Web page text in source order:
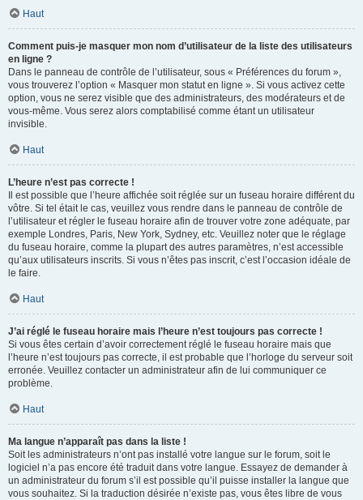
Haut
Comment puis-je masquer mon nom d’utilisateur de la liste des utilisateurs
en ligne ?
Dans le panneau de contrôle de l’utilisateur, sous « Préférences du forum »,
vous trouverez l’option « Masquer mon statut en ligne ». Si vous activez cette
option, vous ne serez visible que des administrateurs, des modérateurs et de
vous-même. Vous serez alors comptabilisé comme étant un utilisateur
invisible.
Haut
L’heure n’est pas correcte !
Il est possible que l’heure affichée soit réglée sur un fuseau horaire différent du
vôtre. Si tel était le cas, veuillez vous rendre dans le panneau de contrôle de
l’utilisateur et régler le fuseau horaire afin de trouver votre zone adéquate, par
exemple Londres, Paris, New York, Sydney, etc. Veuillez noter que le réglage
du fuseau horaire, comme la plupart des autres paramètres, n’est accessible
qu’aux utilisateurs inscrits. Si vous n’êtes pas inscrit, c’est l’occasion idéale de
le faire.
Haut
J’ai réglé le fuseau horaire mais l’heure n’est toujours pas correcte !
Si vous êtes certain d’avoir correctement réglé le fuseau horaire mais que
l’heure n’est toujours pas correcte, il est probable que l’horloge du serveur soit
erronée. Veuillez contacter un administrateur afin de lui communiquer ce
problème.
Haut
Ma langue n’apparaît pas dans la liste !
Soit les administrateurs n’ont pas installé votre langue sur le forum, soit le
logiciel n’a pas encore été traduit dans votre langue. Essayez de demander à
un administrateur du forum s’il est possible qu’il puisse installer la langue que
vous souhaitez. Si la traduction désirée n’existe pas, vous êtes libre de vous